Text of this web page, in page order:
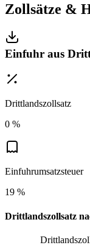
Zollsätze &
Einfuhr aus
Drittlandszollsatz
0 %
Einfuhrumsatzsteuer
19 %
Drittlandszollsatz